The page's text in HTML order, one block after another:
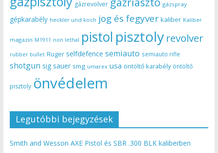
gázrevolver gázspray
gépkarabély heckler und koch jog és fegyver kaliber Kaliber
magazin M1911 non lethal pistol pisztoly revolver
rubber bullet Ruger selfdefence semiauto semiauto rifle
shotgun sig sauer smg umarex usa öntöltő karabély öntöltő
pisztoly önvédelem
Legutóbbi bejegyzések
Smith and Wesson AXE Pistol és SBR .300 BLK kaliberben